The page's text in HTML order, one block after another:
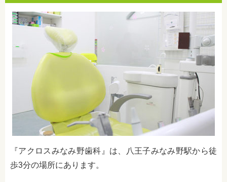
『アクロスみなみ野歯科』は、八王子みなみ野駅から徒
歩3分の場所にあります。